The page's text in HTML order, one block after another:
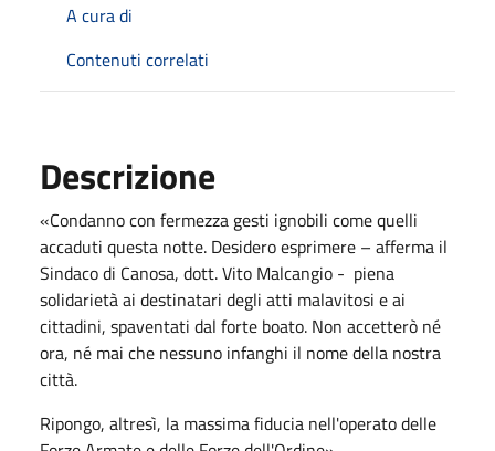
A cura di
Contenuti correlati
Descrizione
«Condanno con fermezza gesti ignobili come quelli
accaduti questa notte. Desidero esprimere – afferma il
Sindaco di Canosa, dott. Vito Malcangio - piena
solidarietà ai destinatari degli atti malavitosi e ai
cittadini, spaventati dal forte boato. Non accetterò né
ora, né mai che nessuno infanghi il nome della nostra
città.
Ripongo, altresì, la massima fiducia nell'operato delle